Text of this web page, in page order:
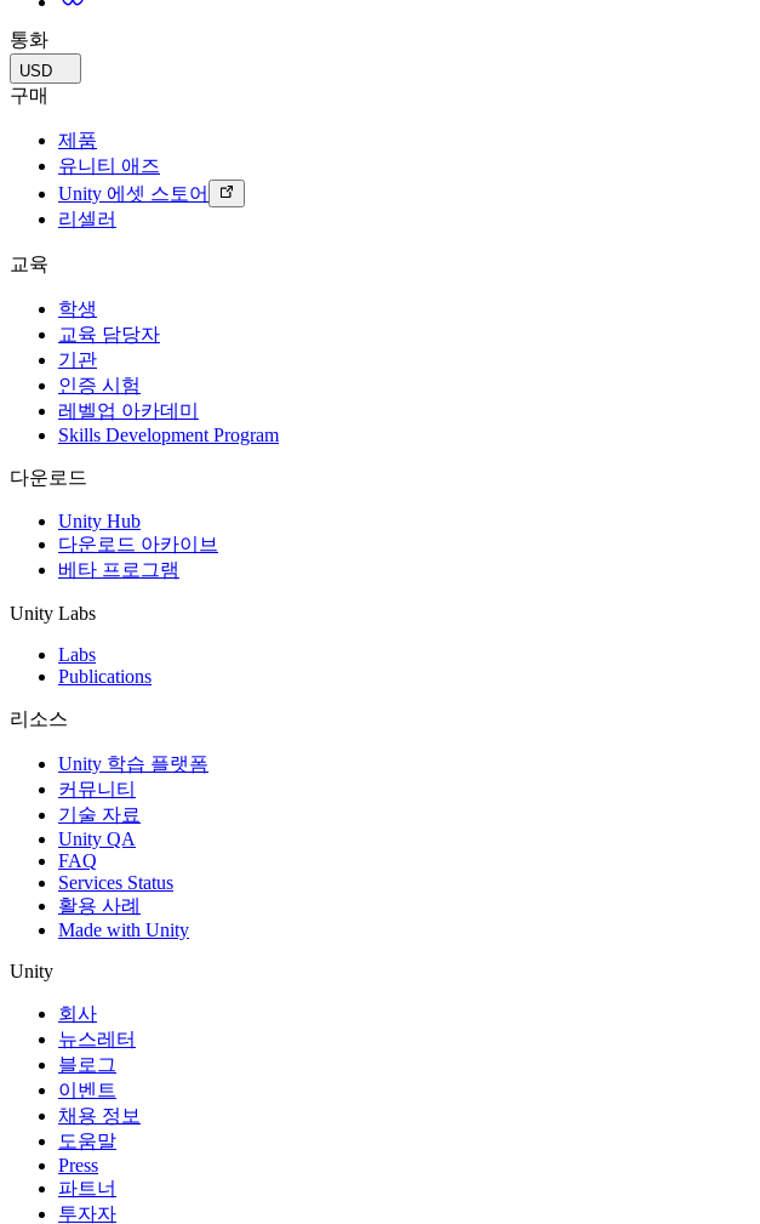
통화
USD
구매
제품
유니티 애즈
Unity 에셋 스토어
리셀러
교육
학생
교육 담당자
기관
인증 시험
레벨업 아카데미
Skills Development Program
다운로드
Unity Hub
다운로드 아카이브
베타 프로그램
Unity Labs
Labs
Publications
리소스
Unity 학습 플랫폼
커뮤니티
기술 자료
Unity QA
FAQ
Services Status
활용 사례
Made with Unity
Unity
회사
뉴스레터
블로그
이벤트
채용 정보
도움말
Press
파트너
투자자